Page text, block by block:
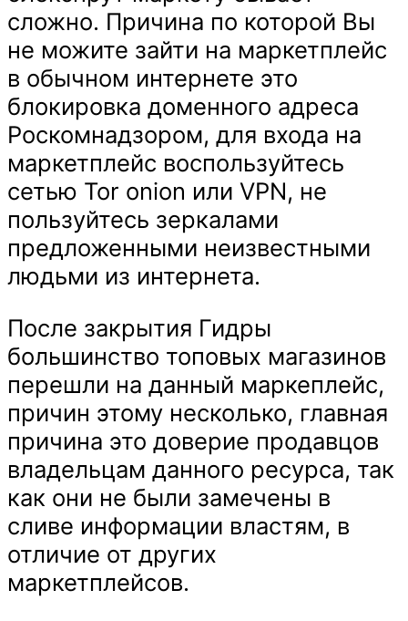
сложно. Причина по которой Вы
не можите зайти на маркетплейс
в обычном интернете это
блокировка доменного адреса
Роскомнадзором, для входа на
маркетплейс воспользуйтесь
сетью Tor onion или VPN, не
пользуйтесь зеркалами
предложенными неизвестными
людьми из интернета.
После закрытия Гидры
большинство топовых магазинов
перешли на данный маркеплейс,
причин этому несколько, главная
причина это доверие продавцов
владельцам данного ресурса, так
как они не были замечены в
сливе информации властям, в
отличие от других
маркетплейсов.